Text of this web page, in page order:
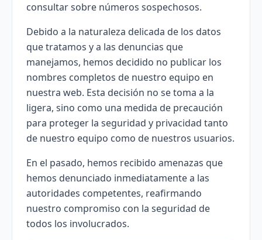
consultar sobre números sospechosos.
Debido a la naturaleza delicada de los datos
que tratamos y a las denuncias que
manejamos, hemos decidido no publicar los
nombres completos de nuestro equipo en
nuestra web. Esta decisión no se toma a la
ligera, sino como una medida de precaución
para proteger la seguridad y privacidad tanto
de nuestro equipo como de nuestros usuarios.
En el pasado, hemos recibido amenazas que
hemos denunciado inmediatamente a las
autoridades competentes, reafirmando
nuestro compromiso con la seguridad de
todos los involucrados.